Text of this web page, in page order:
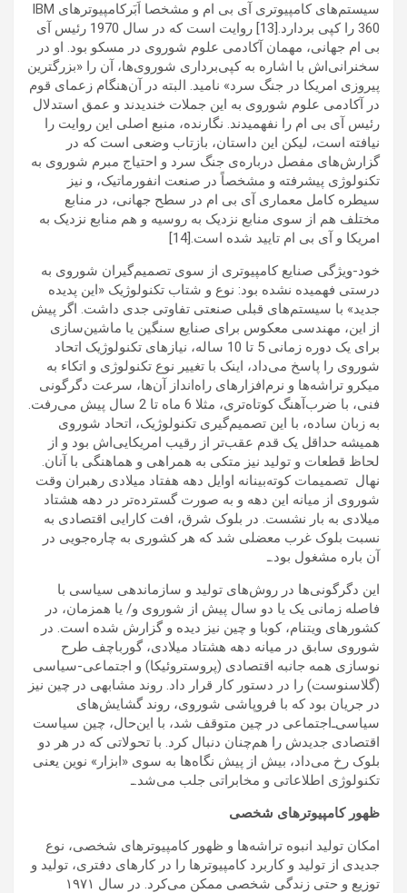
سیستم‌های کامپیوتری آی بی ام و مشخصا اَبَرکامپیوترهای IBM
360 را کپی بردارد.[13] روایت است که در سال 1970 رئیس آی
بی ام جهانی، مهمان آکادمی علوم شوروی در مسکو بود. او در
سخنرانی‌اش با اشاره به کپی‌برداری شوروی‌ها، آن را «بزرگترین
پیروزی امریکا در جنگ سرد» نامید. البته در آن‌هنگام زعمای قوم
در آکادمی علوم شوروی به این جملات خندیدند و عمق استدلال
رئیس آی بی ام را نفهمیدند. نگارنده، منبع اصلی این روایت را
نیافته است، لیکن این داستان، بازتاب وضعی است که در
گزارش‌های مفصل درباره‌ی جنگ سرد و احتیاج مبرم شوروی به
تکنولوژی پیشرفته و مشخصاً در صنعت انفورماتیک، و نیز
سیطره کامل معماری آی بی ام در سطح جهانی، در منابع
مختلف هم از سوی منابع نزدیک به روسیه و هم منابع نزدیک به
امریکا و آی بی ام تایید شده است.[14]
خود-ویژگی صنایع کامپیوتری از سوی تصمیم‌گیران شوروی به
درستی فهمیده نشده بود: نوع و شتاب تکنولوژیک «این پدیده
جدید» با سیستم‌های قبلی صنعتی تفاوتی جدی داشت. اگر پیش
از این، مهندسی معکوس برای صنایع سنگین یا ماشین‌سازی
برای یک دوره زمانی 5 تا 10 ساله، نیازهای تکنولوژیک اتحاد
شوروی‌ را پاسخ می‌داد، اینک با تغییر نوع تکنولوژی و اتکاء به
میکرو تراشه‌ها و نرم‌افزارهای راه‌انداز آن‌ها، سرعت دگرگونی
فنی، با ضرب‌آهنگ کوتاه‌تری، مثلا 6 ماه تا 2 سال پیش می‌رفت.
به زبان ساده، با این تصمیم‌گیری تکنولوژیک، اتحاد شوروی‌
همیشه حداقل یک قدم عقب‌تر از رقیب امریکایی‌اش بود و از
لحاظ قطعات و تولید نیز متکی به همراهی و هماهنگی با آنان.
نهال تصمیمات کوته‌بینانه اوایل دهه هفتاد میلادی رهبران وقت
شوروی از میانه این دهه و به صورت گسترده‌تر در دهه هشتاد
میلادی به بار نشست. در بلوک شرق، افت کارایی اقتصادی به
نسبت بلوک غرب معضلی شد که هر کشوری به چاره‌جویی در
آن باره مشغول بود.ـ
این دگرگونی‌ها در روش‌های تولید و سازماندهی سیاسی با
فاصله زمانی یک یا دو سال پیش از شوروی‌ و/ یا همزمان، در
کشورهای ویتنام، کوبا و چین نیز دیده و گزارش شده است. در
شوروی سابق در میانه دهه هشتاد میلادی، گورباچف طرح
نوسازی همه جانبه اقتصادی (پروستروئیکا) و اجتماعی-سیاسی
(گلاسنوست) را در دستور کار قرار داد. روند مشابهی در چین نیز
در جریان بود که با فروپاشی شوروی، روند گشایش‌های
سیاسی‌ـ‌اجتماعی در چین متوقف شد، با این‌حال، چین سیاست
اقتصادی جدیدش را هم‌چنان دنبال کرد. با تحولاتی که در هر دو
بلوک رخ می‌داد، بیش از پیش نگاه‌ها به سوی «ابزار» نوین یعنی
تکنولوژی اطلاعاتی و مخابراتی جلب می‌شد.ـ
ظهور کامپیوترهای شخصی
امکان تولید انبوه تراشه‌ها و ظهور کامپیوترهای شخصی، نوع
جدیدی از تولید و کاربرد کامپیوترها را در کارهای دفتری، تولید و
توزیع و حتی زندگی شخصی ممکن می‌کرد. در سال ۱۹۷۱